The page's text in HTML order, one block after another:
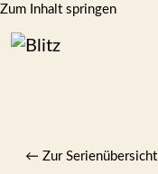
Zum Inhalt springen
← Zur Serienübersicht